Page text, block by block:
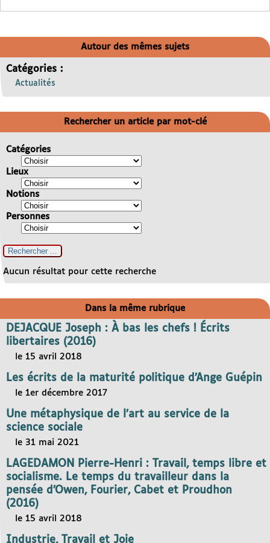
Autour des mêmes sujets
Catégories :
Actualités
Rechercher un article par mot-clé
Catégories
Lieux
Notions
Personnes
Aucun résultat pour cette recherche
Dans la même rubrique
DEJACQUE Joseph : À bas les chefs ! Écrits
libertaires (2016)
le 15 avril 2018
Les écrits de la maturité politique d’Ange Guépin
le 1er décembre 2017
Une métaphysique de l’art au service de la
science sociale
le 31 mai 2021
LAGEDAMON Pierre-Henri : Travail, temps libre et
socialisme. Le temps du travailleur dans la
pensée d’Owen, Fourier, Cabet et Proudhon
(2016)
le 15 avril 2018
Industrie, Travail et Joie